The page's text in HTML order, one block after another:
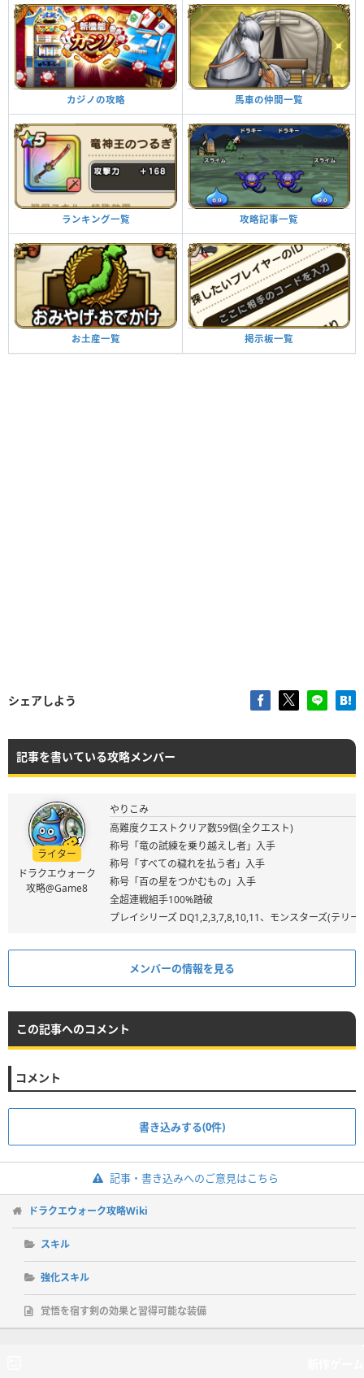
カジノの攻略 馬車の仲間一覧
ランキング一覧 攻略記事一覧
お土産一覧 掲示板一覧
シェアしよう
記事を書いている攻略メンバー
ライター
ドラクエウォーク
攻略@Game8
やりこみ
高難度クエストクリア数59個(全クエスト)
称号「竜の試練を乗り越えし者」入手
称号「すべての穢れを払う者」入手
称号「百の星をつかむもの」入手
全超連戦組手100%踏破
プレイシリーズ DQ1,2,3,7,8,10,11、モンスターズ(テリ
メンバーの情報を見る
この記事へのコメント
コメント
書き込みする(0件)
記事・書き込みへのご意見はこちら
ドラクエウォーク攻略Wiki
スキル
強化スキル
覚悟を宿す剣の効果と習得可能な装備